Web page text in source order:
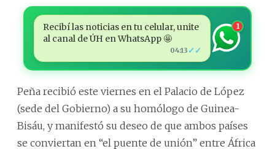
Recibí las noticias en tu celular, unite
al canal de ÚH en WhatsApp 🤩
04:13 ✓✓
1
Peña recibió este viernes en el Palacio de López
(sede del Gobierno) a su homólogo de Guinea-
Bisáu, y manifestó su deseo de que ambos países
se conviertan en “el puente de unión” entre África